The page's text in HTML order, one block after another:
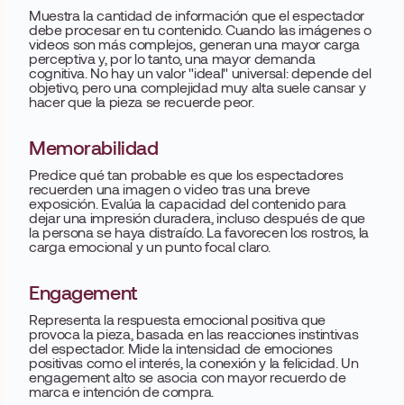
Muestra la cantidad de información que el espectador
debe procesar en tu contenido. Cuando las imágenes o
videos son más complejos, generan una mayor carga
perceptiva y, por lo tanto, una mayor demanda
cognitiva. No hay un valor "ideal" universal: depende del
objetivo, pero una complejidad muy alta suele cansar y
hacer que la pieza se recuerde peor.
Memorabilidad
Predice qué tan probable es que los espectadores
recuerden una imagen o video tras una breve
exposición. Evalúa la capacidad del contenido para
dejar una impresión duradera, incluso después de que
la persona se haya distraído. La favorecen los rostros, la
carga emocional y un punto focal claro.
Engagement
Representa la respuesta emocional positiva que
provoca la pieza, basada en las reacciones instintivas
del espectador. Mide la intensidad de emociones
positivas como el interés, la conexión y la felicidad. Un
engagement alto se asocia con mayor recuerdo de
marca e intención de compra.